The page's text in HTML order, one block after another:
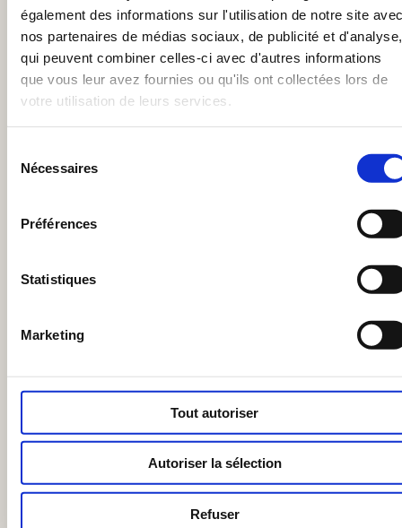
également des informations sur l'utilisation de notre site
nos partenaires de médias sociaux, de publicité et d'analyse,
qui peuvent combiner celles-ci avec d'autres informations
que vous leur avez fournies ou qu'ils ont collectées lors de
votre utilisation de leurs services.
Nécessaires
Préférences
Statistiques
Marketing
Tout autoriser
Autoriser la sélection
Refuser
t
d
e
s
v
a
u